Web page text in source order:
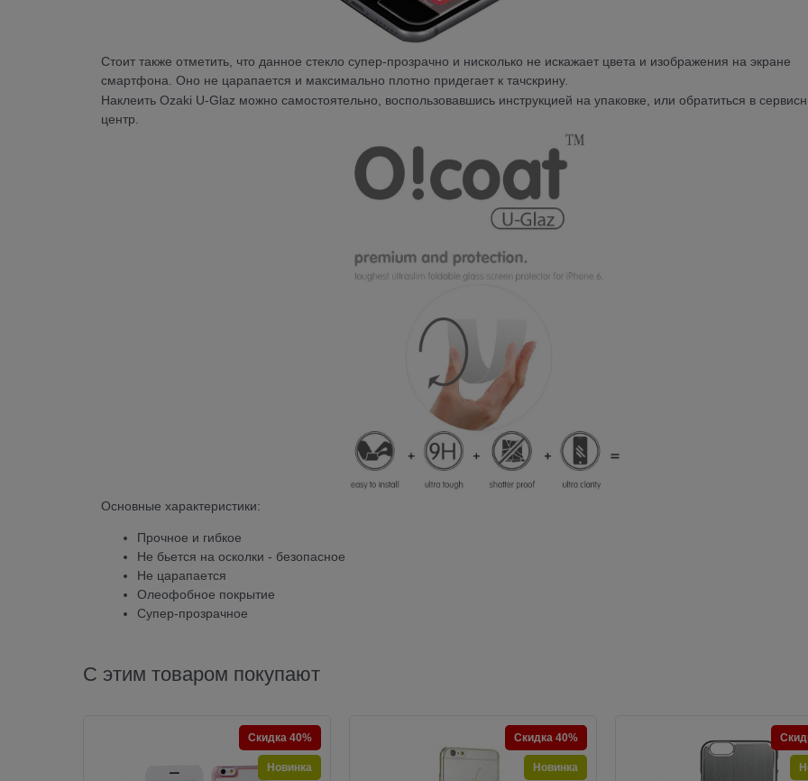
Стоит также отметить, что данное стекло супер-прозрачно и нисколько не искажает цвета и изображения на экране
смартфона. Оно не царапается и максимально плотно придегает к тачскрину.
Наклеить Ozaki U-Glaz можно самостоятельно, воспользовавшись инструкцией на упаковке, или обратиться в
центр.
Основные характеристики:
Прочное и гибкое
Не бьется на осколки - безопасное
Не царапается
Олеофобное покрытие
Супер-прозрачное
С этим товаром покупают
Скидка 40%
Новинка
Скидка 40%
Новинка